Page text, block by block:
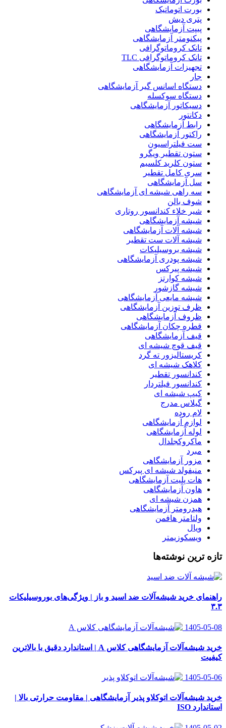
بورت اتوماتیک
پتری دیش
پیپت آزمایشگاهی
پیکنومتر آزمایشگاهی
تانک کروماتوگرافی
تانک کروماتوگرافی TLC
تجهیزات آزمایشگاهی
جار
دستگاه اسانس گیر آزمایشگاهی
دستگاه سوکسله
دسیکاتور آزمایشگاهی
دکانتور
رابط آزمایشگاهی
راکتور آزمایشگاهی
ست فیلتراسیون
ستون تقطیر ویگرو
ستون کلرید کلسیم
سری کامل تقطیر
سل آزمایشگاهی
سه راهی شیشه ای آزمایشگاهی
شوف بالن
شیر خلاء کندانسور روتاری
شیشه آزمایشگاهی
شیشه آلات آزمایشگاهی
شیشه آلات ست تقطیر
شیشه بروسیلیکات
شیشه پودری آزمایشگاهی
شیشه پیرکس
شیشه کوارتز
شیشه گازشور
شیشه مایعی آزمایشگاهی
ظرف توزین آزمایشگاهی
ظروف آزمایشگاهی
قطره چکان آزمایشگاهی
قیف آزمایشگاهی
قیف قوچ شیشه ای
کریستالیزور ته گرد
کلاهک شیشه ای
کندانسور تقطیر
کندانسور فیلتردار
کیپ شیشه ای
گیلاس مدرج
لام روده
لوازم آزمایشگاهی
لوله آزمایشگاهی
ماکروکجلدال
مبرد
مزور آزمایشگاهی
منیفولد شیشه ای پیرکس
هات پلیت آزمایشگاهی
هاون آزمایشگاهی
همزن شیشه ای
هیدرومتر آزمایشگاهی
ولتامتر هافمن
ویال
ویسکوزیمتر
تازه ترین نوشته‌ها
راهنمای خرید شیشه‌آلات ضد اسید و باز | ویژگی‌های بوروسیلیکات
۳.۳
1405-05-08
خرید شیشه‌آلات آزمایشگاهی کلاس A | استاندارد دقیق با بالاترین
کیفیت
1405-05-06
خرید شیشه‌آلات اتوکلاو پذیر آزمایشگاهی | مقاومت حرارتی بالا |
استاندارد ISO